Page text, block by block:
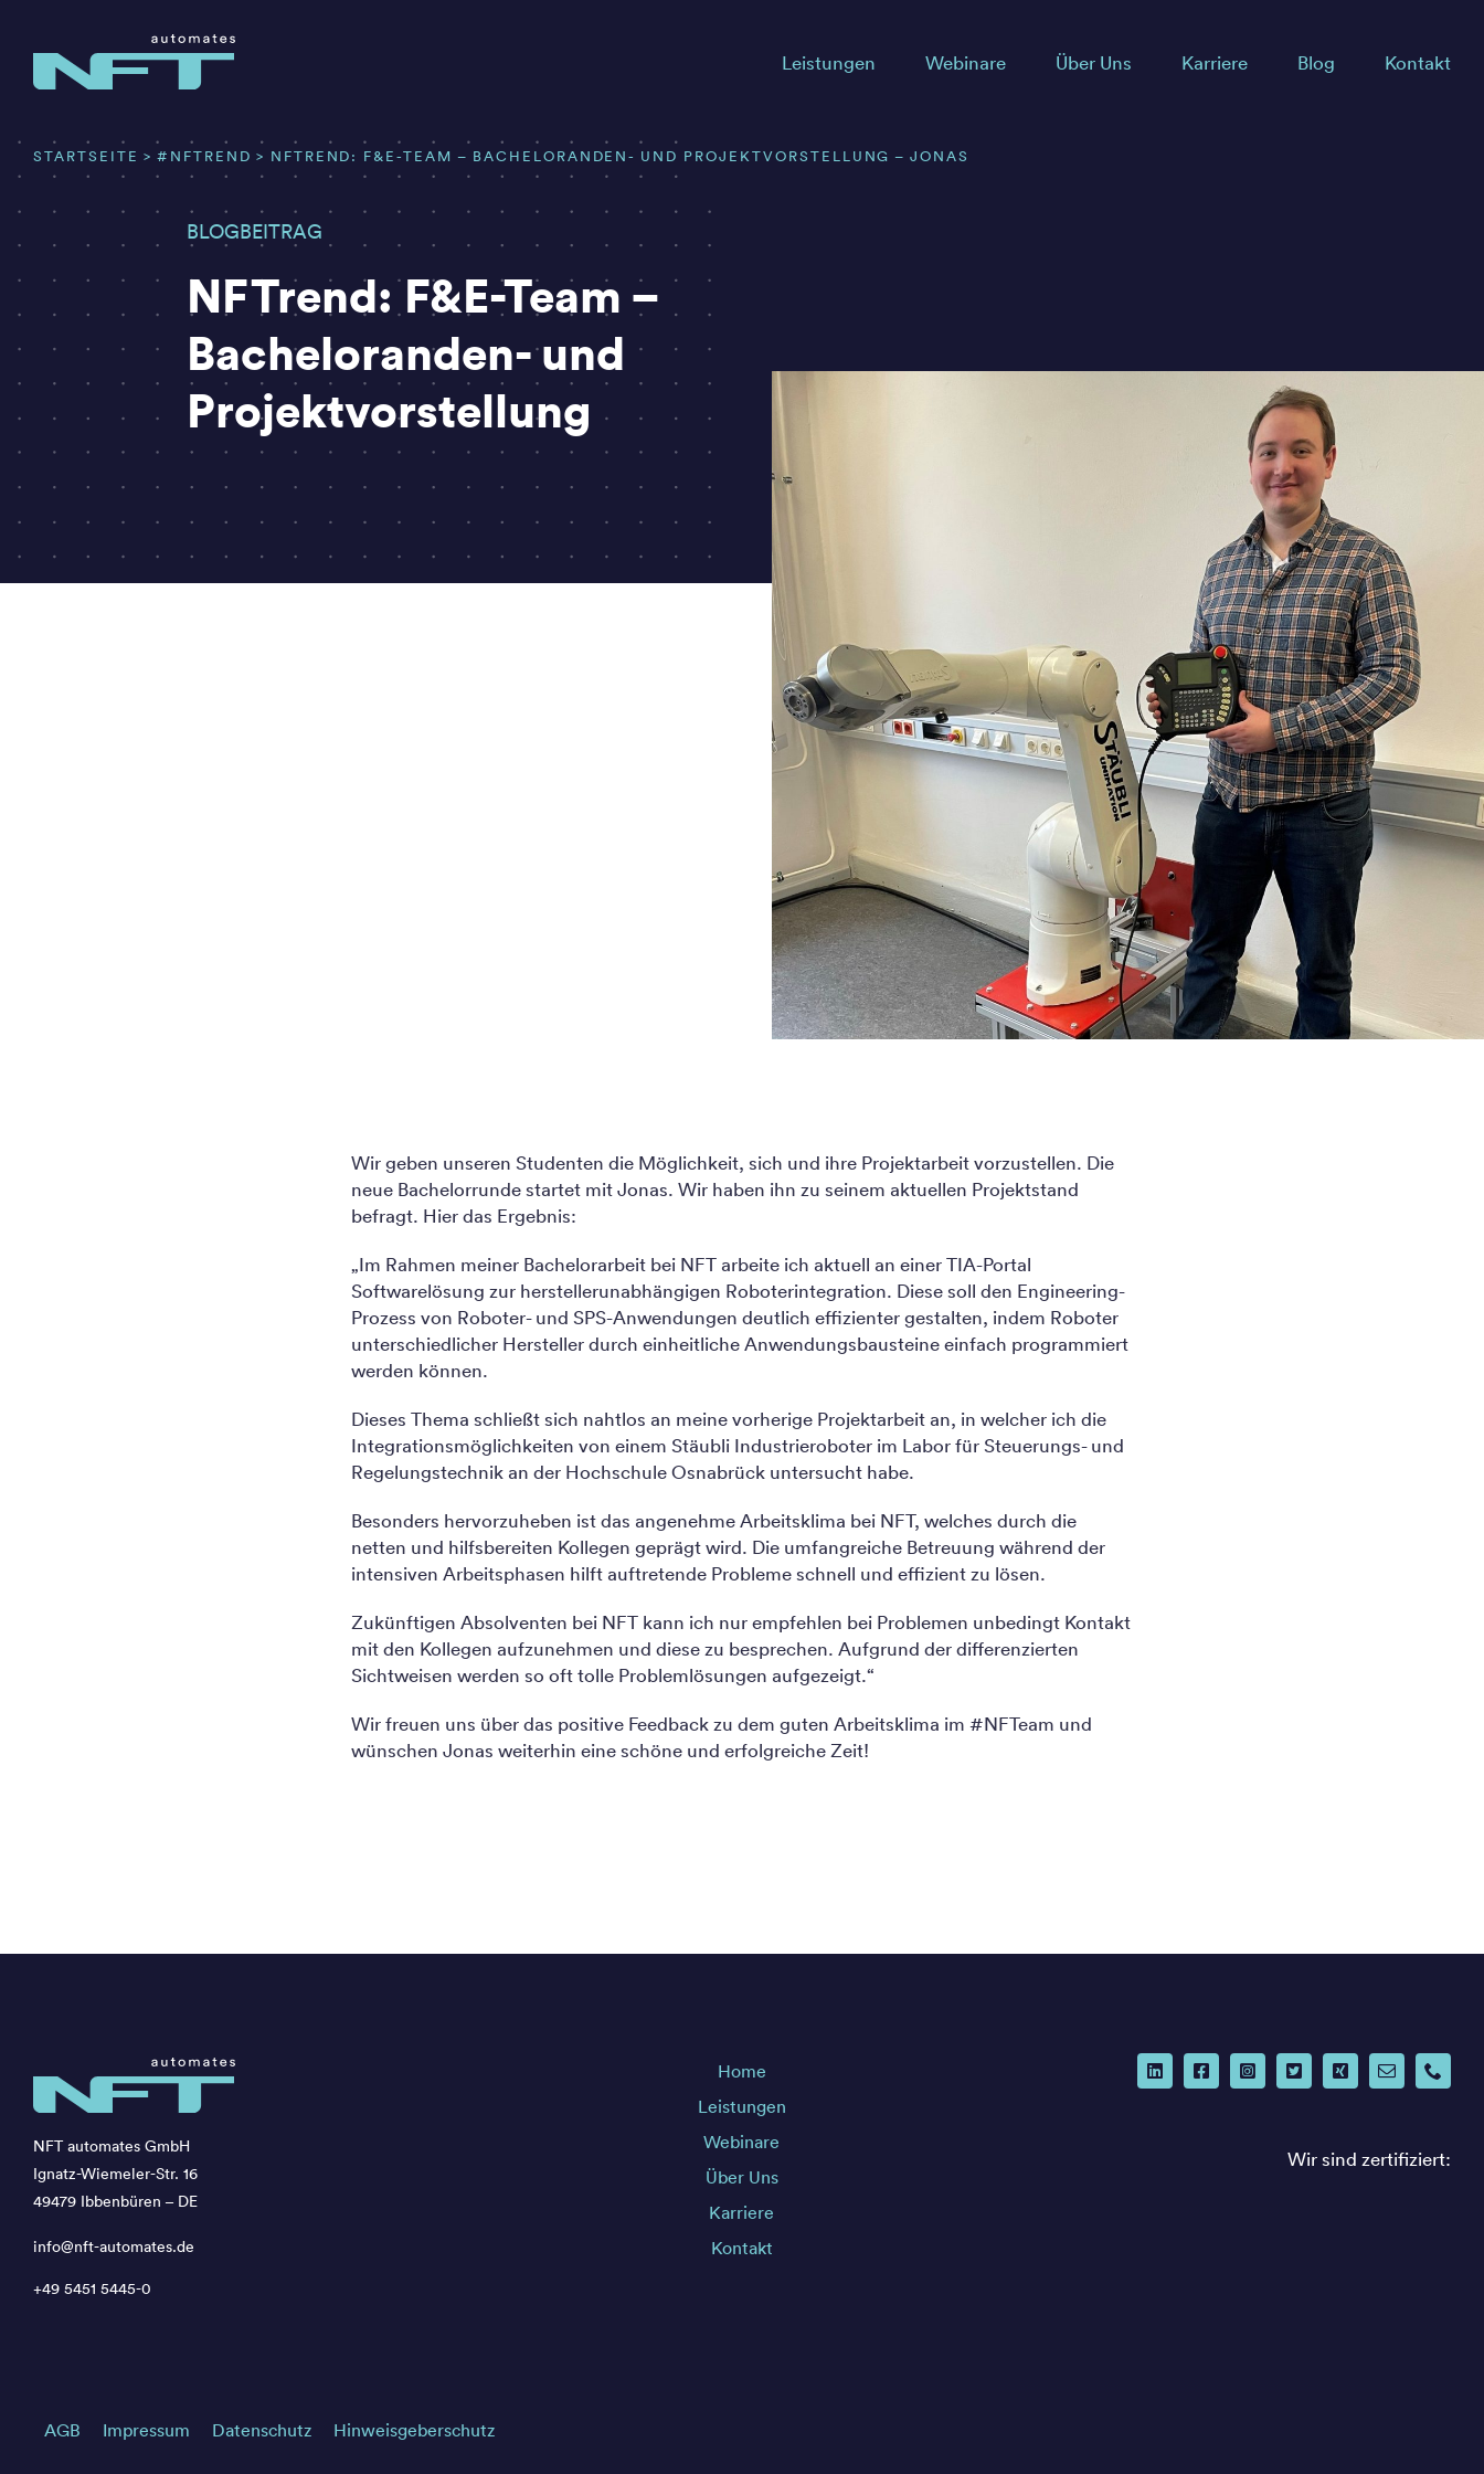
springen
Leistungen Webinare Über Uns Karriere Blog Kontakt
STARTSEITE #NFTREND NFTREND: F&E-TEAM – BACHELORANDEN- UND PROJEKTVORSTELLUNG – JONAS
BLOGBEITRAG
NFTrend: F&E-Team –
Bacheloranden- und
Projektvorstellung
Wir geben unseren Studenten die Möglichkeit, sich und ihre Projektarbeit vorzustellen. Die
neue Bachelorrunde startet mit Jonas. Wir haben ihn zu seinem aktuellen Projektstand
befragt. Hier das Ergebnis:
„Im Rahmen meiner Bachelorarbeit bei NFT arbeite ich aktuell an einer TIA-Portal
Softwarelösung zur herstellerunabhängigen Roboterintegration. Diese soll den Engineering-
Prozess von Roboter- und SPS-Anwendungen deutlich effizienter gestalten, indem Roboter
unterschiedlicher Hersteller durch einheitliche Anwendungsbausteine einfach programmiert
werden können.
Dieses Thema schließt sich nahtlos an meine vorherige Projektarbeit an, in welcher ich die
Integrationsmöglichkeiten von einem Stäubli Industrieroboter im Labor für Steuerungs- und
Regelungstechnik an der Hochschule Osnabrück untersucht habe.
Besonders hervorzuheben ist das angenehme Arbeitsklima bei NFT, welches durch die
netten und hilfsbereiten Kollegen geprägt wird. Die umfangreiche Betreuung während der
intensiven Arbeitsphasen hilft auftretende Probleme schnell und effizient zu lösen.
Zukünftigen Absolventen bei NFT kann ich nur empfehlen bei Problemen unbedingt Kontakt
mit den Kollegen aufzunehmen und diese zu besprechen. Aufgrund der differenzierten
Sichtweisen werden so oft tolle Problemlösungen aufgezeigt.“
Wir freuen uns über das positive Feedback zu dem guten Arbeitsklima im #NFTeam und
wünschen Jonas weiterhin eine schöne und erfolgreiche Zeit!
NFT automates GmbH
Ignatz-Wiemeler-Str. 16
49479 Ibbenbüren – DE
info@nft-automates.de
+49 5451 5445-0
Home
Leistungen
Webinare
Über Uns
Karriere
Kontakt
Wir sind zertifiziert:
AGB Impressum Datenschutz Hinweisgeberschutz